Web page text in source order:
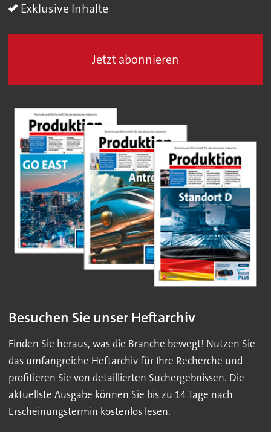
Exklusive Inhalte
Jetzt abonnieren
Besuchen Sie unser Heftarchiv
Finden Sie heraus, was die Branche bewegt! Nutzen Sie
das umfangreiche Heftarchiv für Ihre Recherche und
profitieren Sie von detaillierten Suchergebnissen. Die
aktuellste Ausgabe können Sie bis zu 14 Tage nach
Erscheinungstermin kostenlos lesen.